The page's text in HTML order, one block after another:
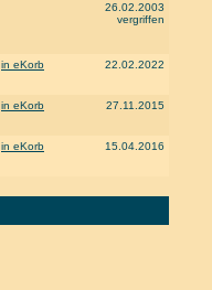
26.02.2003
vergriffen
in eKorb 22.02.2022
in eKorb 27.11.2015
in eKorb 15.04.2016